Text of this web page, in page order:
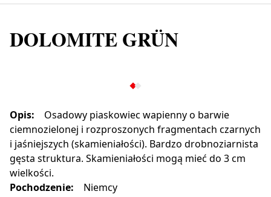
DOLOMITE GRÜN
Opis:
Osadowy piaskowiec wapienny o barwie
ciemnozielonej i rozproszonych fragmentach czarnych
i jaśniejszych (skamieniałości). Bardzo drobnoziarnista
gęsta struktura. Skamieniałości mogą mieć do 3 cm
wielkości.
Pochodzenie:
Niemcy